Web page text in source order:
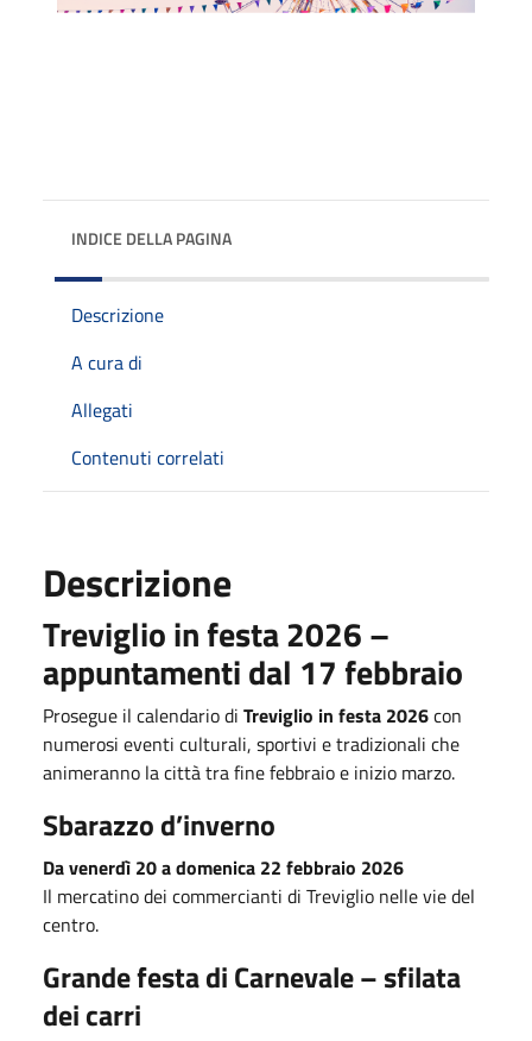
INDICE DELLA PAGINA
Descrizione
A cura di
Allegati
Contenuti correlati
Descrizione
Treviglio in festa 2026 –
appuntamenti dal 17 febbraio
Prosegue il calendario di Treviglio in festa 2026con
numerosi eventi culturali, sportivi e tradizionali che
animeranno la città tra fine febbraio e inizio marzo.
Sbarazzo d’inverno
Da venerdì 20 a domenica 22 febbraio 2026
Il mercatino dei commercianti di Treviglio nelle vie del
centro.
Grande festa di Carnevale – sfilata
dei carri